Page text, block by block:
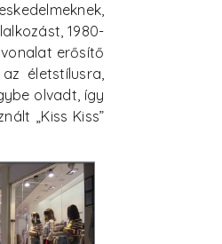
1980-
erősítő
életstílusra,
olvadt, így
„Kiss Kiss”